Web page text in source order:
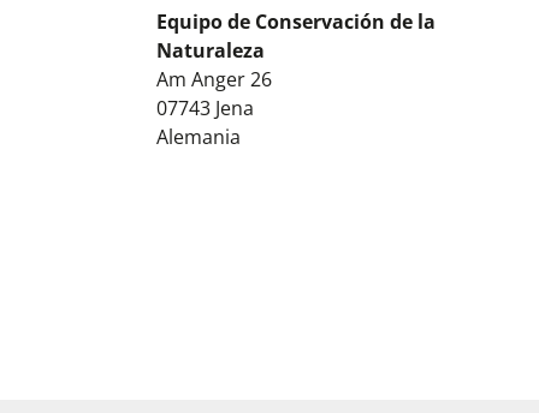
Equipo de Conservación de la
Naturaleza
Am Anger 26
07743 Jena
Alemania